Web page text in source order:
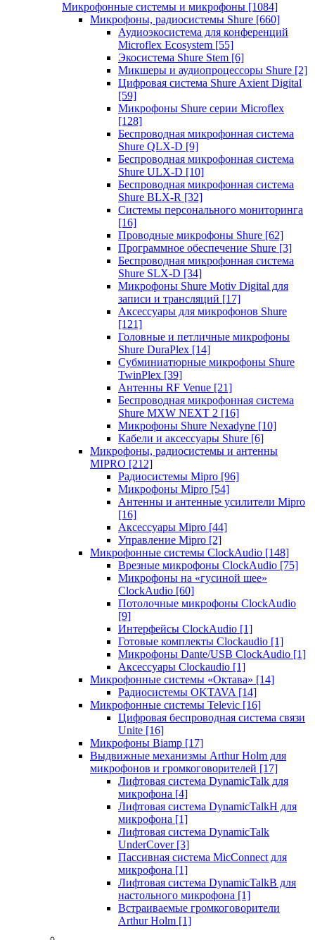
Микрофонные системы и микрофоны [1084]
Микрофоны, радиосистемы Shure [660]
Аудиоэкосистема для конференций
Microflex Ecosystem [55]
Экосистема Shure Stem [6]
Микшеры и аудиопроцессоры Shure [2]
Цифровая система Shure Axient Digital
[59]
Микрофоны Shure серии Microflex
[128]
Беспроводная микрофонная система
Shure QLX-D [9]
Беспроводная микрофонная система
Shure ULX-D [10]
Беспроводная микрофонная система
Shure BLX-R [32]
Системы персонального мониторинга
[16]
Проводные микрофоны Shure [62]
Программное обеспечение Shure [3]
Беспроводная микрофонная система
Shure SLX-D [34]
Микрофоны Shure Motiv Digital для
записи и трансляций [17]
Аксессуары для микрофонов Shure
[121]
Головные и петличные микрофоны
Shure DuraPlex [14]
Субминиатюрные микрофоны Shure
TwinPlex [39]
Антенны RF Venue [21]
Беспроводная микрофонная система
Shure MXW NEXT 2 [16]
Микрофоны Shure Nexadyne [10]
Кабели и аксессуары Shure [6]
Микрофоны, радиосистемы и антенны
MIPRO [212]
Радиосистемы Mipro [96]
Микрофоны Mipro [54]
Антенны и антенные усилители Mipro
[16]
Аксессуары Mipro [44]
Управление Mipro [2]
Микрофонные системы ClockAudio [148]
Врезные микрофоны ClockAudio [75]
Микрофоны на «гусиной шее»
ClockAudio [60]
Потолочные микрофоны ClockAudio
[9]
Интерфейсы ClockAudio [1]
Готовые комплекты Clockaudio [1]
Микрофоны Dante/USB ClockAudio [1]
Аксессуары Clockaudio [1]
Микрофонные системы «Октава» [14]
Радиосистемы OKTAVA [14]
Микрофонные системы Televic [16]
Цифровая беспроводная система связи
Unite [16]
Микрофоны Biamp [17]
Выдвижные механизмы Arthur Holm для
микрофонов и громкоговорителей [17]
Лифтовая система DynamicTalk для
микрофона [4]
Лифтовая система DynamicTalkH для
микрофона [1]
Лифтовая система DynamicTalk
UnderCover [3]
Пассивная система MicConnect для
микрофона [1]
Лифтовая система DynamicTalkB для
настольного микрофона [1]
Встраиваемые громкоговорители
Arthur Holm [1]